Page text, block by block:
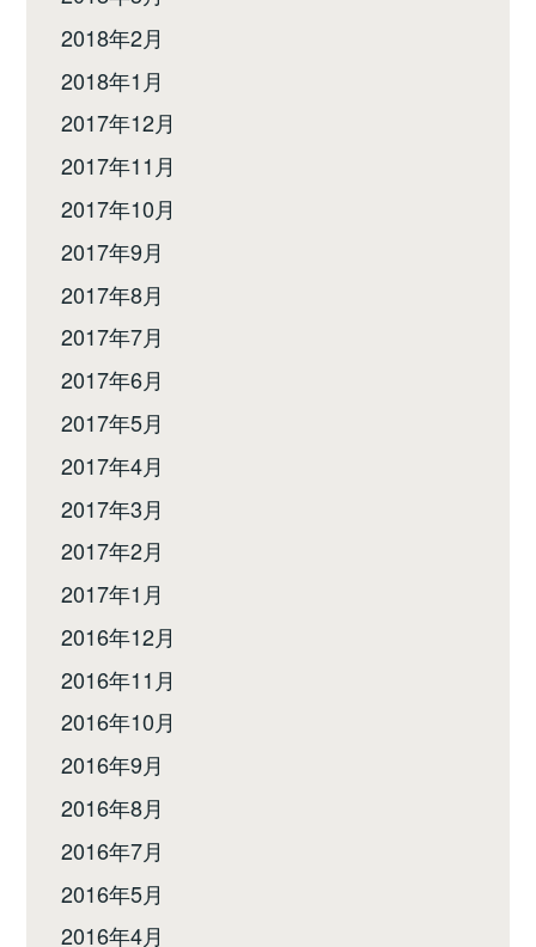
2018年2月
2018年1月
2017年12月
2017年11月
2017年10月
2017年9月
2017年8月
2017年7月
2017年6月
2017年5月
2017年4月
2017年3月
2017年2月
2017年1月
2016年12月
2016年11月
2016年10月
2016年9月
2016年8月
2016年7月
2016年5月
2016年4月